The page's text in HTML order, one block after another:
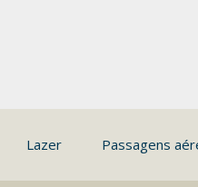
Lazer Passagens